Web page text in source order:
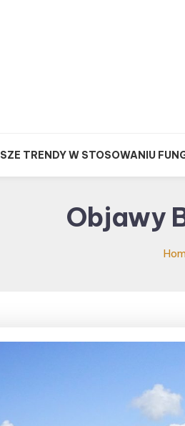
TRENDY W STOSOWANIU
Objawy